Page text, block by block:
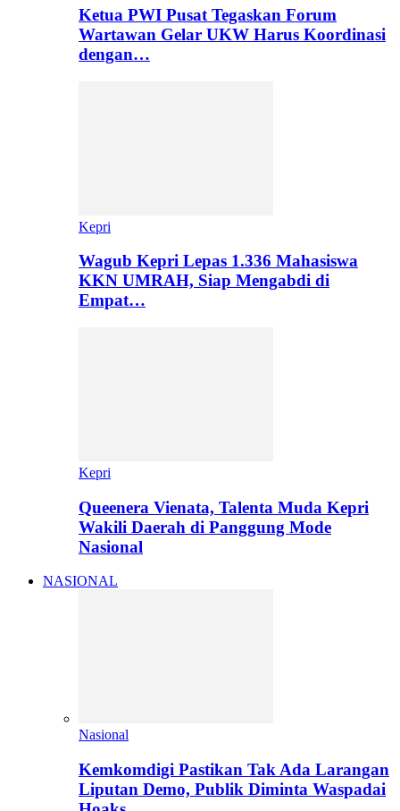
Ketua PWI Pusat Tegaskan Forum
Wartawan Gelar UKW Harus Koordinasi
dengan…
Kepri
Wagub Kepri Lepas 1.336 Mahasiswa
KKN UMRAH, Siap Mengabdi di
Empat…
Kepri
Queenera Vienata, Talenta Muda Kepri
Wakili Daerah di Panggung Mode
Nasional
NASIONAL
Nasional
Kemkomdigi Pastikan Tak Ada Larangan
Liputan Demo, Publik Diminta Waspadai